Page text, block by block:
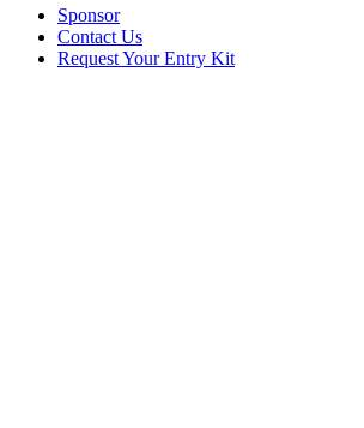
Sponsor
Contact Us
Request Your Entry Kit